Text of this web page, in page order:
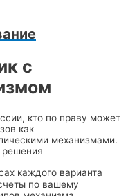
с
кто по праву может
как
механизмами.
каждого варианта
по вашему